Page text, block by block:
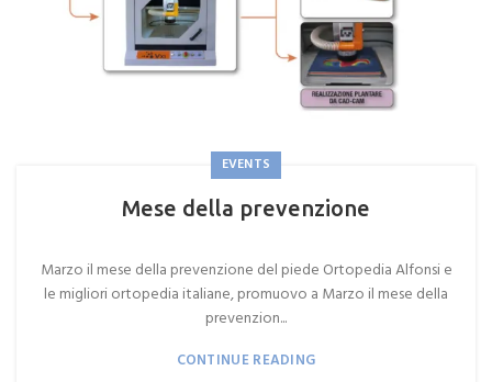
EVENTS
Mese della prevenzione
Marzo il mese della prevenzione del piede Ortopedia Alfonsi e
le migliori ortopedia italiane, promuovo a Marzo il mese della
prevenzion...
CONTINUE READING